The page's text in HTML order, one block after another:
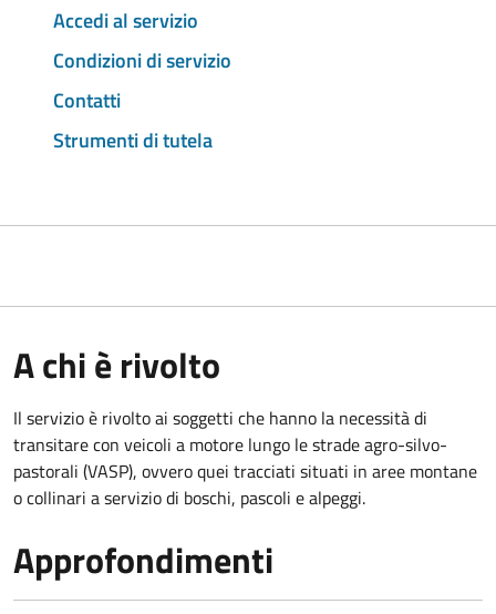
Accedi al servizio
Condizioni di servizio
Contatti
Strumenti di tutela
A chi è rivolto
Il servizio è rivolto ai soggetti che hanno la necessità di
transitare con veicoli a motore lungo le strade agro-silvo-
pastorali (VASP), ovvero quei tracciati situati in aree montane
o collinari a servizio di boschi, pascoli e alpeggi.
Approfondimenti